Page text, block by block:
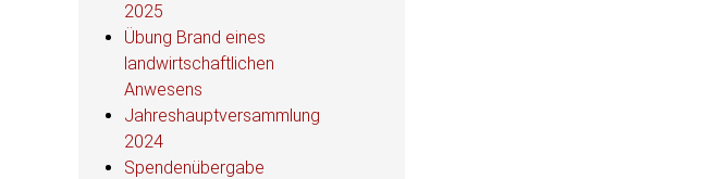
2025
Übung Brand eines
landwirtschaftlichen
Anwesens
Jahreshauptversammlung
2024
Spendenübergabe